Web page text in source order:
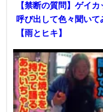
【禁断の質問】ゲイカ
呼び出して色々聞いて
【雨とヒキ】